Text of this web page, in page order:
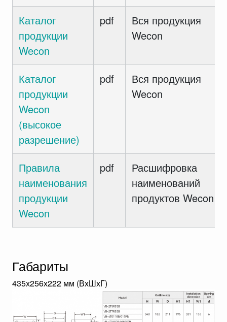
Каталог
продукции
Wecon
pdf
Вся продукция
Wecon
Каталог
продукции
Wecon
(высокое
разрешение)
pdf
Вся продукция
Wecon
Правила
наименования
продукции
Wecon
pdf
Расшифровка
наименований
продуктов Wecon
Габариты
435х256х222 мм (ВхШхГ)